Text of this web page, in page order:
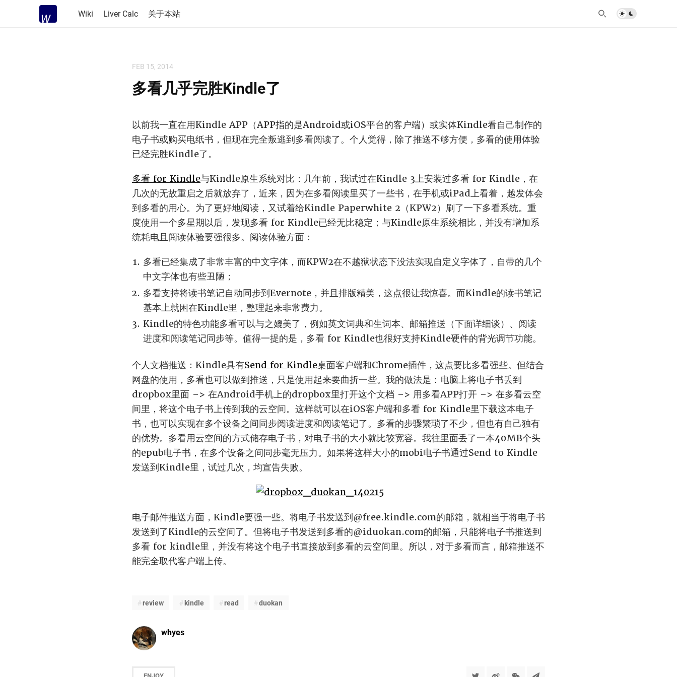
Wiki Liver Calc 关于本站
FEB 15, 2014
多看几乎完胜Kindle了
以前我一直在用Kindle APP（APP指的是Android或iOS平台的客户端）或实体Kindle看自己制作的
电子书或购买电纸书，但现在完全叛逃到多看阅读了。个人觉得，除了推送不够方便，多看的使用体验
已经完胜Kindle了。
多看 for Kindle与Kindle原生系统对比：几年前，我试过在Kindle 3上安装过多看 for Kindle，在
几次的无故重启之后就放弃了，近来，因为在多看阅读里买了一些书，在手机或iPad上看着，越发体会
到多看的用心。为了更好地阅读，又试着给Kindle Paperwhite 2（KPW2）刷了一下多看系统。重
度使用一个多星期以后，发现多看 for Kindle已经无比稳定；与Kindle原生系统相比，并没有增加系
统耗电且阅读体验要强很多。阅读体验方面：
多看已经集成了非常丰富的中文字体，而KPW2在不越狱状态下没法实现自定义字体了，自带的几个
中文字体也有些丑陋；
多看支持将读书笔记自动同步到Evernote，并且排版精美，这点很让我惊喜。而Kindle的读书笔记
基本上就困在Kindle里，整理起来非常费力。
Kindle的特色功能多看可以与之媲美了，例如英文词典和生词本、邮箱推送（下面详细谈）、阅读
进度和阅读笔记同步等。值得一提的是，多看 for Kindle也很好支持Kindle硬件的背光调节功能。
个人文档推送：Kindle具有Send for Kindle桌面客户端和Chrome插件，这点要比多看强些。但结合
网盘的使用，多看也可以做到推送，只是使用起来要曲折一些。我的做法是：电脑上将电子书丢到
dropbox里面 –> 在Android手机上的dropbox里打开这个文档 –> 用多看APP打开 –> 在多看云空
间里，将这个电子书上传到我的云空间。这样就可以在iOS客户端和多看 for Kindle里下载这本电子
书，也可以实现在多个设备之间同步阅读进度和阅读笔记了。多看的步骤繁琐了不少，但也有自己独有
的优势。多看用云空间的方式储存电子书，对电子书的大小就比较宽容。我往里面丢了一本40MB个头
的epub电子书，在多个设备之间同步毫无压力。如果将这样大小的mobi电子书通过Send to Kindle
发送到Kindle里，试过几次，均宣告失败。
电子邮件推送方面，Kindle要强一些。将电子书发送到@free.kindle.com的邮箱，就相当于将电子书
发送到了Kindle的云空间了。但将电子书发送到多看的@iduokan.com的邮箱，只能将电子书推送到
多看 for kindle里，并没有将这个电子书直接放到多看的云空间里。所以，对于多看而言，邮箱推送不
能完全取代客户端上传。
review kindle read duokan
whyes